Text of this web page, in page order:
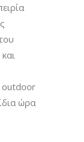
outdoor
ώρα